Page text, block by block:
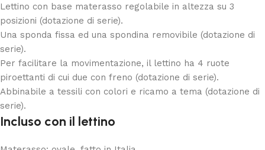
Lettino con base materasso regolabile in altezza su 3
posizioni (dotazione di serie).
Una sponda fissa ed una spondina removibile (dotazione di
serie).
Per facilitare la movimentazione, il lettino ha 4 ruote
piroettanti di cui due con freno (dotazione di serie).
Abbinabile a tessili con colori e ricamo a tema (dotazione di
serie).
Incluso con il lettino